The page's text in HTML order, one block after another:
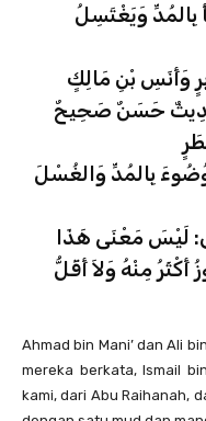
بِالمُدِّ وَيَغْتَسِلُ
وَأَنَسِ بْنِ مَالِكٍ
حَسَنٌ صَحِيحٌ
بِالمُدِّ وَالغُسْلَ
لَيْسَ مَعْنَى هَذَا
أَكْثَرُ مِنْهُ وَلاَ أَقَلُّ
Ahmad bin Mani’ dan Ali
mereka berkata, Ismail
kami, dari Abu Raihanah,